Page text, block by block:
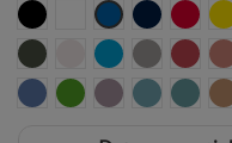
NEGRO BLANCOROYAL MARINOROJO
PLOMO OSCURO
BLANCO VINTAGE
TURQUESA
OPALO
AZUL RIVIERA
VERDE GRASS
LAVANDA
AZUL AZUL